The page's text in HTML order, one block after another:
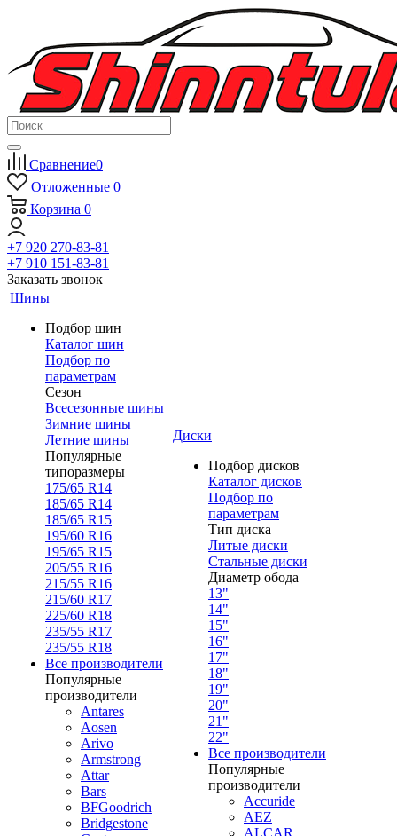
Сравнение0
Отложенные 0
Корзина 0
+7 920 270-83-81
+7 910 151-83-81
Заказать звонок
Шины
Подбор шин
Каталог шин
Подбор по
параметрам
Сезон
Всесезонные шины
Зимние шины
Летние шины
Популярные
типоразмеры
175/65 R14
185/65 R14
185/65 R15
195/60 R16
195/65 R15
205/55 R16
215/55 R16
215/60 R17
225/60 R18
235/55 R17
235/55 R18
Все производители
Популярные
производители
Antares
Aosen
Arivo
Armstrong
Attar
Bars
BFGoodrich
Bridgestone
Диски
Подбор дисков
Каталог дисков
Подбор по
параметрам
Тип диска
Литые диски
Стальные диски
Диаметр обода
13"
14"
15"
16"
17"
18"
19"
20"
21"
22"
Все производители
Популярные
производители
Accuride
AEZ
ALCAR